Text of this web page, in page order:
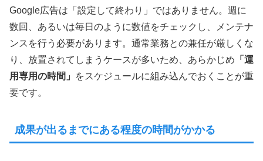
Google広告は「設定して終わり」ではありません。週に
数回、あるいは毎日のように数値をチェックし、メンテナ
ンスを行う必要があります。通常業務との兼任が厳しくな
り、放置されてしまうケースが多いため、あらかじめ 「運
用専用の時間」
をスケジュールに組み込んでおくことが重
要です。
成果が出るまでにある程度の時間がかかる